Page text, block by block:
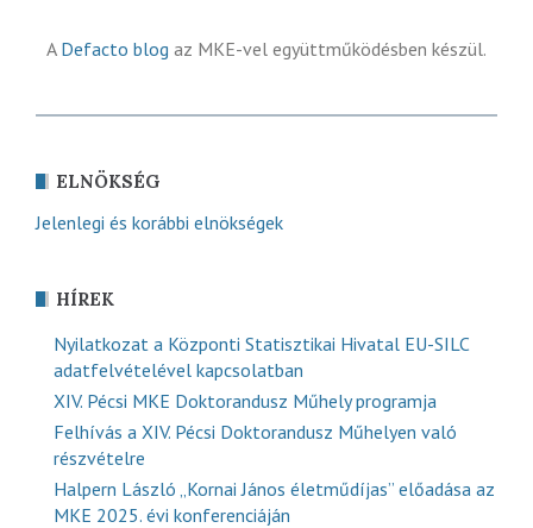
A Defacto blog az MKE-vel együttműködésben készül.
ELNÖKSÉG
Jelenlegi és korábbi elnökségek
HÍREK
Nyilatkozat a Központi Statisztikai Hivatal EU-SILC
adatfelvételével kapcsolatban
XIV. Pécsi MKE Doktorandusz Műhely programja
Felhívás a XIV. Pécsi Doktorandusz Műhelyen való
részvételre
Halpern László „Kornai János életműdíjas” előadása az
MKE 2025. évi konferenciáján